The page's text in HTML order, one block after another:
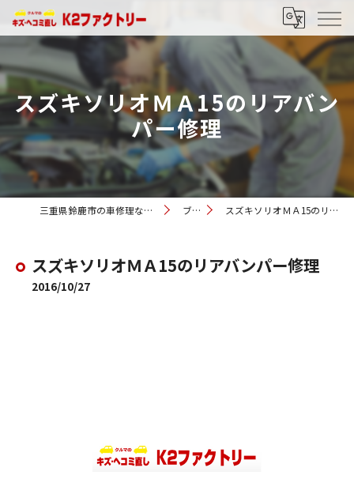
スズキソリオＭＡ15のリアバン
パー修理
三重県鈴鹿市の車修理ならK2ファクトリー ブログ スズキソリオＭＡ15のリアバンパー修理
スズキソリオＭＡ15のリアバンパー修理
2016/10/27